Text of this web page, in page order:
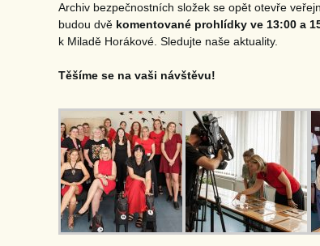
Archiv bezpečnostních složek se opět otevře
budou dvě komentované prohlídky ve 13:00 a
k Miladě Horákové. Sledujte naše aktuality.
Těšíme se na vaši návštěvu!